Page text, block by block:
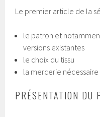
Le premier article de la
le patron et
versions existantes
le choix du tissu
la mercerie nécessaire
PRÉSENTATION DU